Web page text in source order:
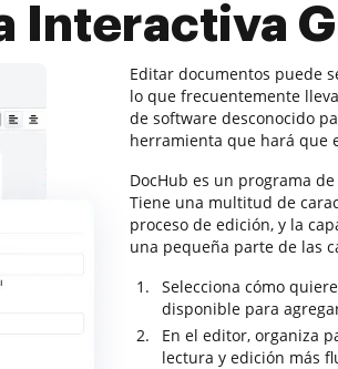
Interactiva
Editar documentos puede
lo que frecuentemente
de software desconocido
herramienta que hará que
DocHub es un programa
Tiene una multitud de
proceso de edición, y la
una pequeña parte de las
Selecciona cómo
disponible para
En el editor, organiza
lectura y edición más